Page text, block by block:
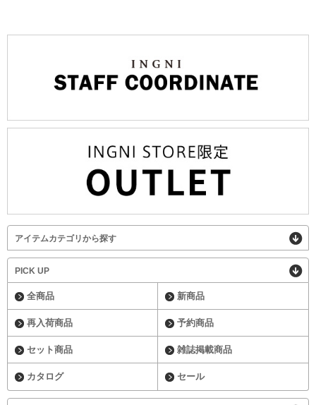
アイテムカテゴリから探す
PICK UP
全商品 新商品
再入荷商品 予約商品
セット商品 雑誌掲載商品
カタログ セール